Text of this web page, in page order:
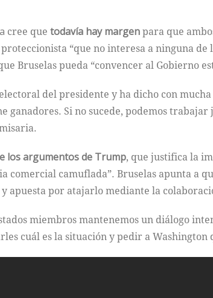
cree que todavía hay margenpara que
“que no interesa a ninguna de
Bruselas pueda “convencer al Gobierno
del presidente y ha dicho con
ganadores. Si no sucede, podemos
los argumentos de Trump, que justifica la
comercial camuflada”. Bruselas apunta a
apuesta por atajarlo mediante la
miembros mantenemos un diálogo
cuál es la situación y pedir a Washington